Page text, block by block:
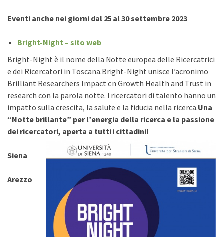
Eventi anche nei giorni dal 25 al 30 settembre 2023
Bright-Night – sito web
Bright-Night è il nome della Notte europea delle Ricercatrici
e dei Ricercatori in Toscana.Bright-Night unisce l’acronimo
Brilliant Researchers Impact on Growth Health and Trust in
research con la parola notte. I ricercatori di talento hanno un
impatto sulla crescita, la salute e la fiducia nella ricerca.Una
“Notte brillante” per l’energia della ricerca e la passione
dei ricercatori, aperta a tutti i cittadini!
Siena
Arezzo